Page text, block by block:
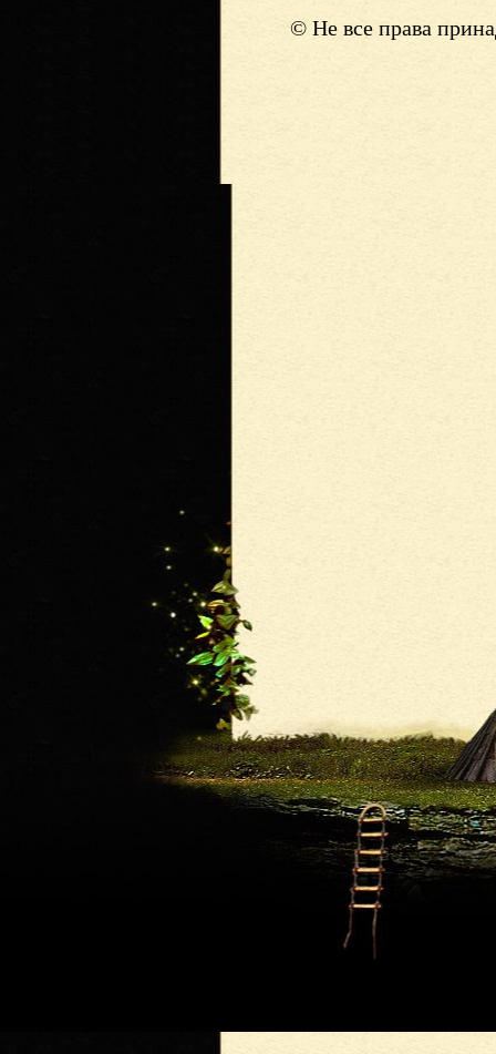
© Не все права